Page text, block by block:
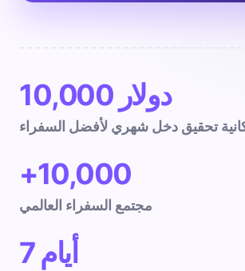
10,000 دولار
تحقيق دخل شهري لأفضل السفراء
+10,000
مجتمع السفراء العالمي
7 أيام